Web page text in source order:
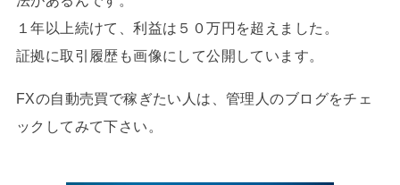
１年以上続けて、利益は５０万円を超えました。
証拠に取引履歴も画像にして公開しています。
FXの自動売買で稼ぎたい人は、管理人のブログをチェ
ックしてみて下さい。